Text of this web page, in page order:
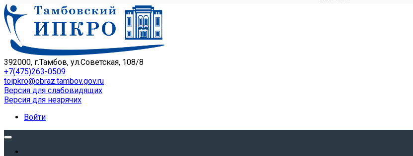
392000, г.Тамбов, ул.Советская, 108/8
+7(475)263-0509
toipkro@obraz.tambov.gov.ru
Версия для слабовидящих
Версия для незрячих
Войти